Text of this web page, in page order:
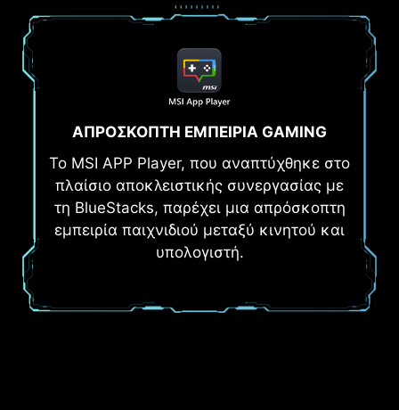
ΑΠΡΟΣΚΟΠΤΗ ΕΜΠΕΙΡΙΑ GAMING
Το MSI APP Player, που αναπτύχθηκε στο
πλαίσιο αποκλειστικής συνεργασίας με
τη BlueStacks, παρέχει μια απρόσκοπτη
εμπειρία παιχνιδιού μεταξύ κινητού και
υπολογιστή.